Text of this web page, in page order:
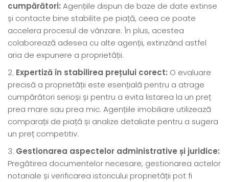
cumpărători: Agențiile dispun de baze de date extinse
și contacte bine stabilite pe piață, ceea ce poate
accelera procesul de vânzare. În plus, acestea
colaborează adesea cu alte agenții, extinzând astfel
aria de expunere a proprietății.
Expertiză în stabilirea prețului corect: O evaluare
precisă a proprietății este esențială pentru a atrage
cumpărători serioși și pentru a evita listarea la un preț
prea mare sau prea mic. Agențiile imobiliare utilizează
comparații de piață și analize detaliate pentru a sugera
un preț competitiv.
Gestionarea aspectelor administrative și juridice:
Pregătirea documentelor necesare, gestionarea actelor
notariale și verificarea istoricului proprietății pot fi